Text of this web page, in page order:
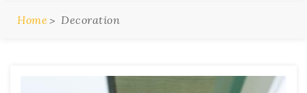
Home Decoration